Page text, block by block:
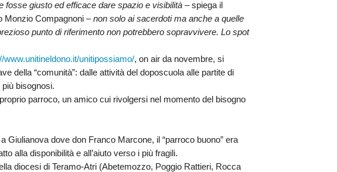
E AL LAVORO
fosse giusto ed efficace dare spazio e visibilità –spiega il
Monzio Compagnoni – non solo ai sacerdoti ma anche a quelle
punto di riferimento non potrebbero sopravvivere. Lo spot
www.unitineldono.it/unitipossiamo/,on air da novembre, si
della “comunità”: dalle attività del doposcuola alle partite di
più bisognosi.
parroco, un amico cui rivolgersi nel momento del bisogno
a Giulianova dovedon Franco Marcone, il “parroco buono” era
alla disponibilità e all’aiuto verso i più fragili.
diocesi di Teramo-Atri (Abetemozzo, Poggio Rattieri, Rocca